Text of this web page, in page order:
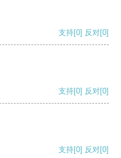
支持[0] 反对[0]
支持[0] 反对[0]
支持[0] 反对[0]